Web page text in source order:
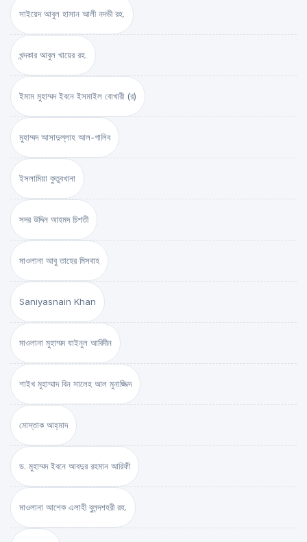
সাইয়েদ আবুল হাসান আলী নদভী রহ.
খন্দকার আবুল খায়ের রহ.
ইমাম মুহাম্মদ ইবনে ইসমাইল বোখারী (র)
মুহাম্মদ আসাদুল্লাহ আল-গালিব
ইসলামিয়া কুতুবখানা
সদর উদ্দিন আহমদ চিশতী
মাওলানা আবু তাহের মিসবাহ
Saniyasnain Khan
মাওলানা মুহাম্মদ যাইনুল আবিদীন
শাইখ মুহাম্মাদ বিন সালেহ আল মুনাজ্জিদ
মোস্তাক আহ্‌মাদ
ড. মুহাম্মদ ইবনে আবদুর রহমান আরিফী
মাওলানা আশেক এলাহী বুলন্দশহরী রহ.